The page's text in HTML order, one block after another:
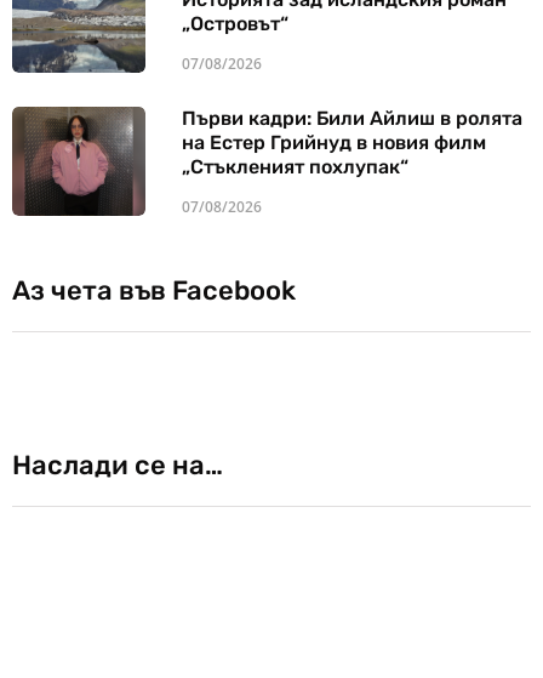
„Островът“
07/08/2026
Първи кадри: Били Айлиш в ролята
на Естер Грийнуд в новия филм
„Стъкленият похлупак“
07/08/2026
Аз чета във Facebook
Наслади се на…